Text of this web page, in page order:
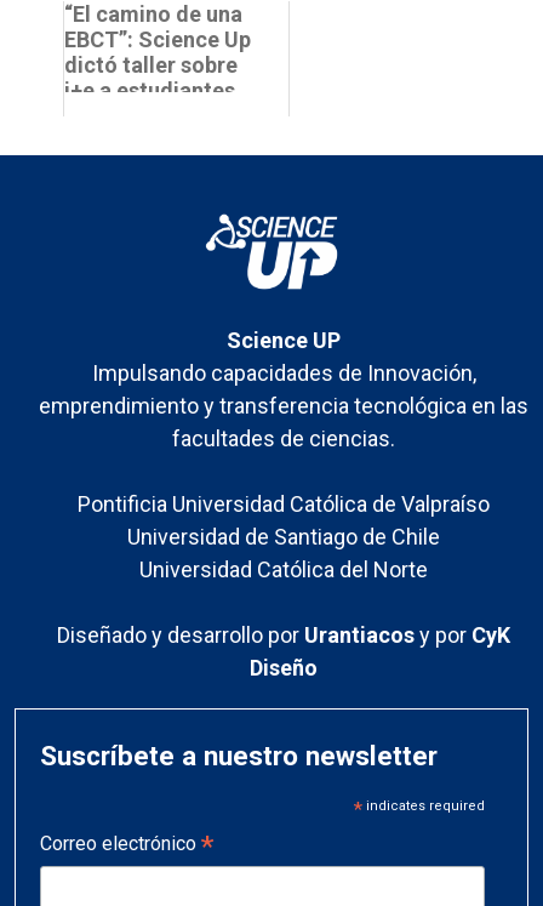
Matemáticas
Science Up en la
PUCV...
“El camino de una
EBCT”: Science Up
dictó taller sobre
i+e a estudiantes
Science UP
Impulsando capacidades de Innovación,
emprendimiento y transferencia tecnológica en las
facultades de ciencias.
Pontificia Universidad Católica de Valpraíso
Universidad de Santiago de Chile
Universidad Católica del Norte
Diseñado y desarrollo por Urantiacosy por CyK
Diseño
Suscríbete a nuestro newsletter
*indicates required
Correo electrónico *